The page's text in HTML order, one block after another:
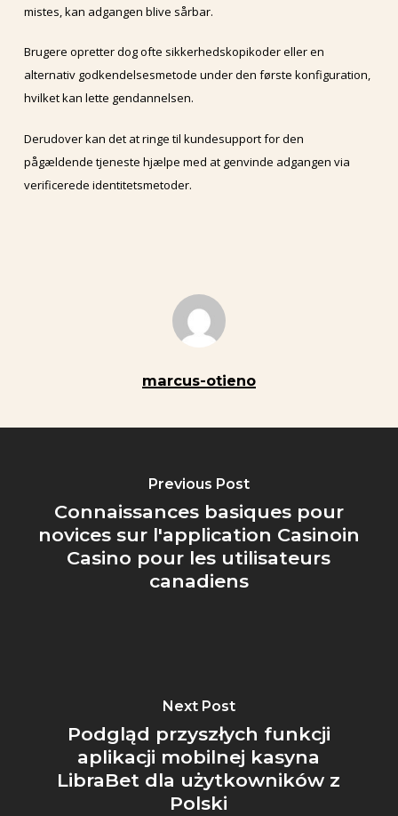
mistes, kan adgangen blive sårbar.
Brugere opretter dog ofte sikkerhedskopikoder eller en
alternativ godkendelsesmetode under den første konfiguration,
hvilket kan lette gendannelsen.
Derudover kan det at ringe til kundesupport for den
pågældende tjeneste hjælpe med at genvinde adgangen via
verificerede identitetsmetoder.
marcus-otieno
Previous Post
Connaissances basiques pour
novices sur l'application Casinoin
Casino pour les utilisateurs
canadiens
Next Post
Podgląd przyszłych funkcji
aplikacji mobilnej kasyna
LibraBet dla użytkowników z
Polski